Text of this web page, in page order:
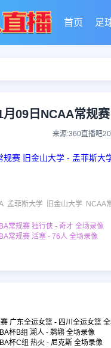
首页 足
月09日NCAA常规
来源:360直播吧
规赛 旧金山大学 - 孟菲斯大
孟菲斯大学 旧金山大学 NCAA
常规赛 独行侠 - 奇才 全场录像
常规赛 活塞 - 76人 全场录像
广东全运女篮 - 四川全运女篮
杯B组 湖人 - 鹈鹕 全场录像
杯C组 热火 - 尼克斯 全场录像